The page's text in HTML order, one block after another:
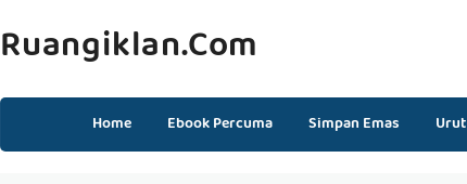
Ruangiklan.com
Home Ebook Percuma Simpan Emas Urut